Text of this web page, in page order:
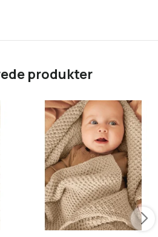
produkter